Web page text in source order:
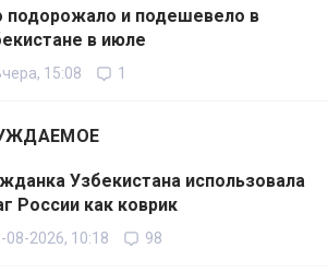
подорожало и подешевело в
в июле
15:08 1
Узбекистана использовала
России как коврик
08-2026, 10:18 98